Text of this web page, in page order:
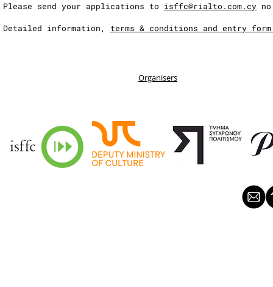
Please send your applications to isffc@rialto.com.cy
Detailed information, terms & conditions and entry
Organisers